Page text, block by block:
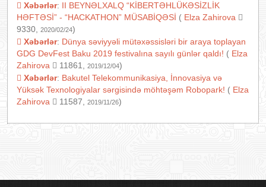
Xəbərlər: II BEYNƏLXALQ “KİBERTƏHLÜKƏSİZLİK
HƏFTƏSİ” - “HACKATHON” MÜSABİQƏSİ ( Elza Zahirova
9330,
2020/02/24)
Xəbərlər: Dünya səviyyəli mütəxəssisləri bir araya toplayan
GDG DevFest Baku 2019 festivalına sayılı günlər qaldı! ( Elza
Zahirova
11861, 2019/12/04)
Xəbərlər: Bakutel Telekommunikasiya, İnnovasiya və
Yüksək Texnologiyalar sərgisində möhtəşəm Robopark! ( Elza
Zahirova
11587, 2019/11/26)